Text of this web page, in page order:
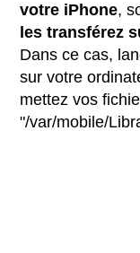
votre iPhone,
les transférez
Dans ce cas,
sur votre
mettez vos
"/var/mobile/